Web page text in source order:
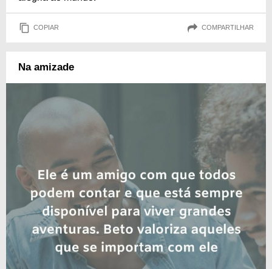
COPIAR COMPARTILHAR
Na amizade